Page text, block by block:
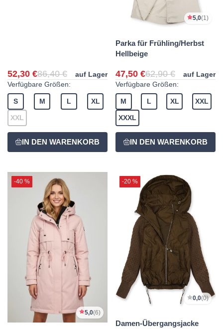
52,30 €86,40 €
auf Lager
Verfügbare Größen:
S M L XL
XXL
5,0(1)
Parka für Frühling/Herbst
Hellbeige
47,50 €62,90 €
auf Lager
Verfügbare Größen:
M L XL XXL
XXXL
-40 %
5,0(6)
-20 %
0,0(0)
Damen-Übergangsjacke